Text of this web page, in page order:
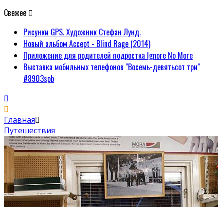
Свежее
Рисунки GPS. Художник Стефан Лунд.
Новый альбом Accept - Blind Rage (2014)
Приложение для родителей подростка Ignore No More
Выставка мобильных телефонов "Восемь-девятьсот три"
#8903spb
Главная
Путешествия